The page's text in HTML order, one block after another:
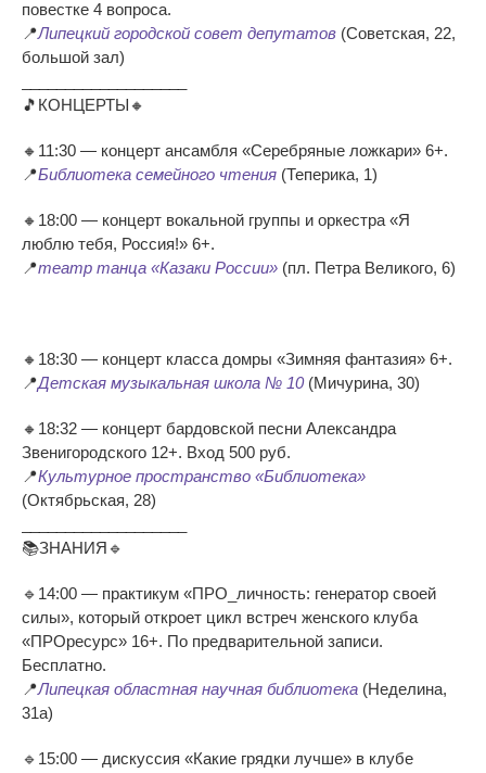
повестке 4 вопроса.
📍Липецкий городской совет депутатов (Советская, 22,
большой зал)
🎵КОНЦЕРТЫ🔸
🔸11:30 — концерт ансамбля «Серебряные ложкари» 6+.
📍Библиотека семейного чтения (Теперика, 1)
🔸18:00 — концерт вокальной группы и оркестра «Я
люблю тебя, Россия!» 6+.
📍театр танца «Казаки России» (пл. Петра Великого, 6)
🔸18:30 — концерт класса домры «Зимняя фантазия» 6+.
📍Детская музыкальная школа № 10(Мичурина, 30)
🔸18:32 — концерт бардовской песни Александра
Звенигородского 12+. Вход 500 руб.
📍Культурное пространство «Библиотека»
(Октябрьская, 28)
📚ЗНАНИЯ🔹
🔹14:00 — практикум «ПРО_личность: генератор своей
силы», который откроет цикл встреч женского клуба
«ПРОресурс» 16+. По предварительной записи.
Бесплатно.
📍Липецкая областная научная библиотека (Неделина,
31а)
🔹15:00 — дискуссия «Какие грядки лучше» в клубе